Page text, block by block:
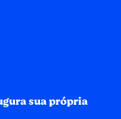
sua própria